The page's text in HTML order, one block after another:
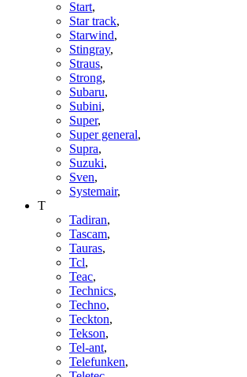
Start,
Star track,
Starwind,
Stingray,
Straus,
Strong,
Subaru,
Subini,
Super,
Super general,
Supra,
Suzuki,
Sven,
Systemair,
T
Tadiran,
Tascam,
Tauras,
Tcl,
Teac,
Technics,
Techno,
Teckton,
Tekson,
Tel-ant,
Telefunken,